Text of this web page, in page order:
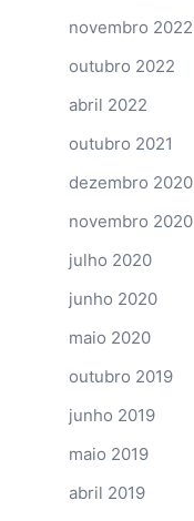
novembro 2022
outubro 2022
abril 2022
outubro 2021
dezembro 2020
novembro 2020
julho 2020
junho 2020
maio 2020
outubro 2019
junho 2019
maio 2019
abril 2019